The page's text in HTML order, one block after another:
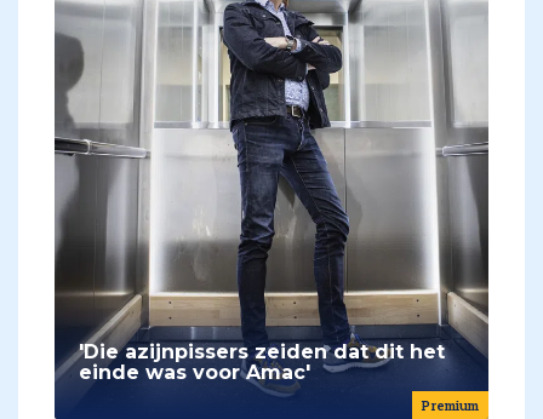
Premium
'Die azijnpissers zeiden dat dit het
einde was voor Amac'